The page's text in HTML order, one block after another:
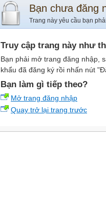
Bạn chưa đăng
Trang này yêu cầu bạn
Truy cập trang này như
Bạn phải mở trang đăng nhập,
khẩu đã đăng ký rồi nhấn nút
Bạn làm gì tiếp theo?
Mở trang đăng nhập
Quay trở lại trang trước